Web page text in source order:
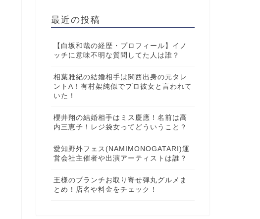
最近の投稿
【白坂和哉の経歴・プロフィール】イノ
ッチに意味不明な質問してた人は誰？
相葉雅紀の結婚相手は関西出身の元タレ
ントA！有村架純似でプロ彼女と言われて
いた！
櫻井翔の結婚相手はミス慶應！名前は高
内三恵子！レジ袋女ってどういうこと？
愛知野外フェス(NAMIMONOGATARI)運
営会社主催者や出演アーティストは誰？
王様のブランチお取り寄せ弾丸グルメま
とめ！店名や料金をチェック！